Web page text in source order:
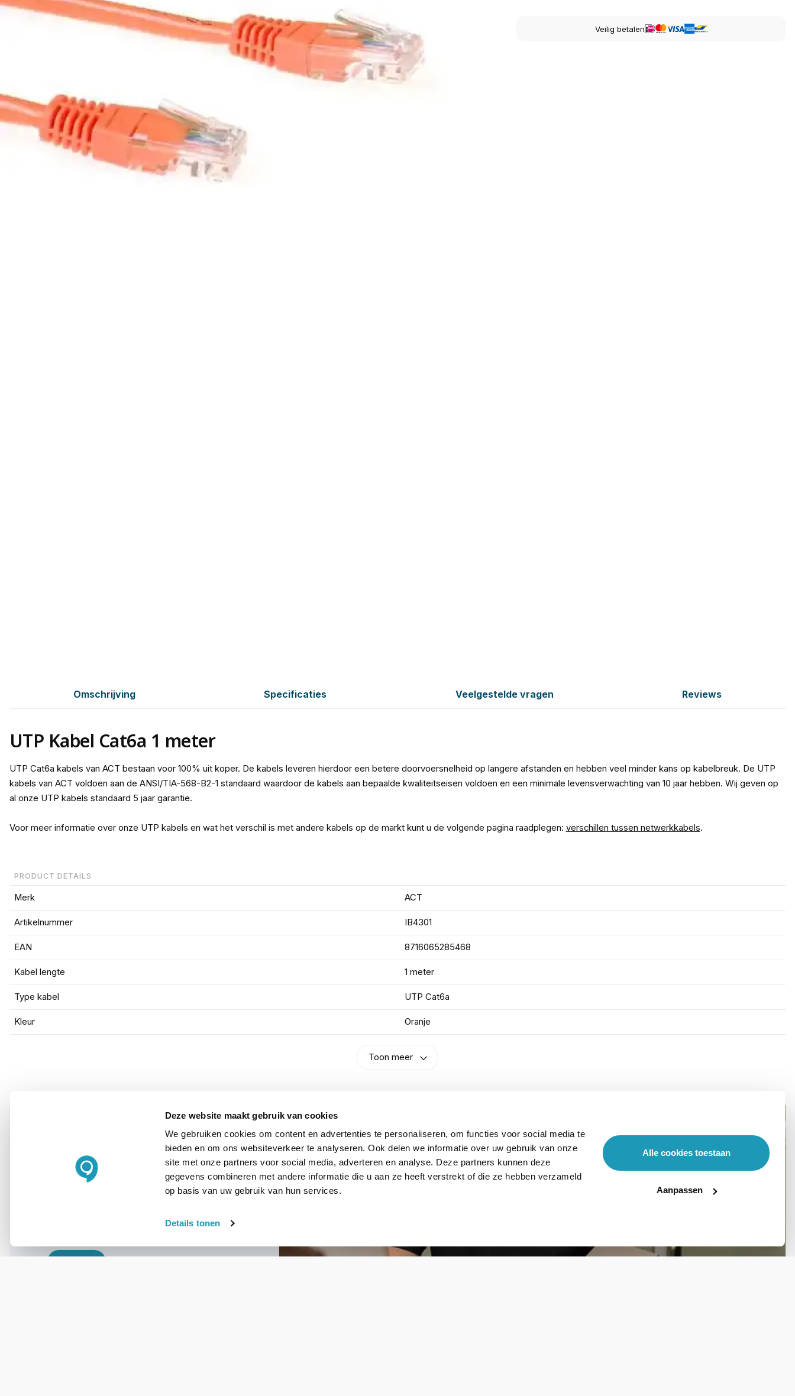
Deze website maakt gebruik van cookies
We gebruiken cookies om content en advertenties te personaliseren, om functies voor social media te
bieden en om ons websiteverkeer te analyseren. Ook delen we informatie over uw gebruik van onze
site met onze partners voor social media, adverteren en analyse. Deze partners kunnen deze
gegevens combineren met andere informatie die u aan ze heeft verstrekt of die ze hebben verzameld
op basis van uw gebruik van hun services.
Details tonen
Alle cookies toestaan
Aanpassen
Veilig betalen
Omschrijving Specificaties Veelgestelde vragen Reviews
UTP Kabel Cat6a 1 meter
UTP Cat6a kabels van ACT bestaan voor 100% uit koper. De kabels leveren hierdoor een betere doorvoersnelheid op langere afstanden en hebben veel minder kans op kabelbreuk. De UTP
kabels van ACT voldoen aan de ANSI/TIA-568-B2-1 standaard waardoor de kabels aan bepaalde kwaliteitseisen voldoen en een minimale levensverwachting van 10 jaar hebben. Wij geven op
al onze UTP kabels standaard 5 jaar garantie.
Voor meer informatie over onze UTP kabels en wat het verschil is met andere kabels op de markt kunt u de volgende pagina raadplegen: verschillen tussen netwerkkabels.
PRODUCT DETAILS
Merk ACT
Artikelnummer IB4301
EAN 8716065285468
Kabel lengte 1 meter
Type kabel UTP Cat6a
Kleur Oranje
Toon meer
Vraag het onze